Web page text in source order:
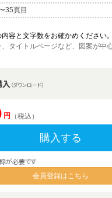
35頁目
容と文字数をお確かめください。
、タイトルページなど、図案が中
（ダウンロード）
円 （税込）
購入する
が必要です
会員登録はこちら